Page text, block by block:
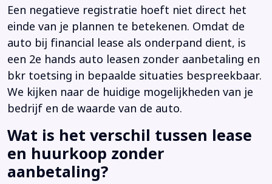
Een negatieve registratie hoeft niet direct het
einde van je plannen te betekenen. Omdat de
auto bij financial lease als onderpand dient, is
een 2e hands auto leasen zonder aanbetaling en
bkr toetsing in bepaalde situaties bespreekbaar.
We kijken naar de huidige mogelijkheden van je
bedrijf en de waarde van de auto.
Wat is het verschil tussen lease
en huurkoop zonder
aanbetaling?